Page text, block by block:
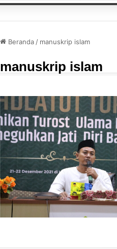
Beranda / manuskrip islam
manuskrip islam